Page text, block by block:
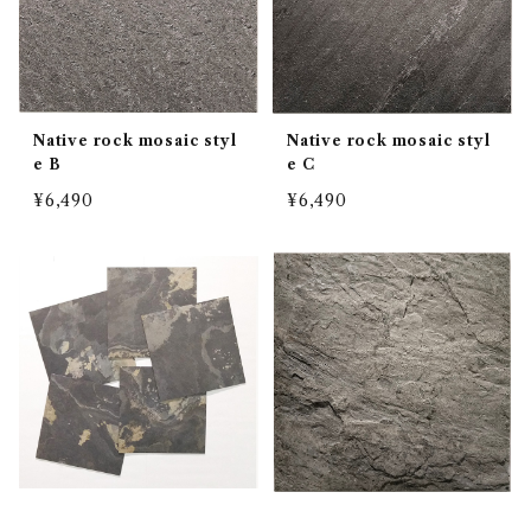
Native rock mosaic styl
e B
¥6,490
Native rock mosaic styl
e C
¥6,490